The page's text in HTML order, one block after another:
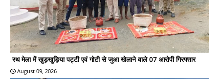
रथ मेला में खुड़खुड़िया पट्टी एवं गोटी से जुआ खेलाने वाले 07 आरोपी गिरफ्तार
August 09, 2026